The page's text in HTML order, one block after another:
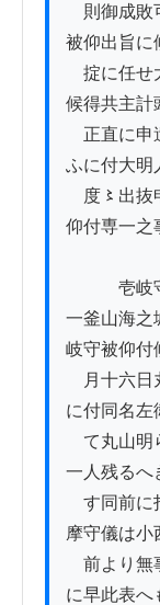
則御成敗
被仰出旨に
掟に任せ
候得共主計
正直に申
ふに付大明
度〻出抜
仰付専一之
壱岐守
一釜山海之
岐守被仰付
月十六日
に付同名左
て丸山明
一人残るへ
す同前に
摩守儀は小
前より無
に早此表へ